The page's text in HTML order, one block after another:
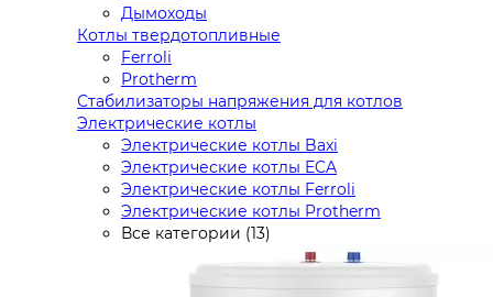
Дымоходы
Котлы твердотопливные
Ferroli
Protherm
Стабилизаторы напряжения для котлов
Электрические котлы
Электрические котлы Baxi
Электрические котлы ECA
Электрические котлы Ferroli
Электрические котлы Protherm
Все категории (13)